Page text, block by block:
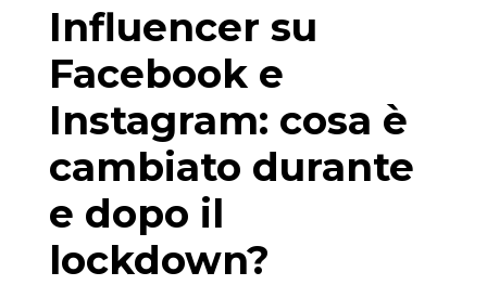
Influencer su
Facebook e
Instagram: cosa è
cambiato durante
e dopo il
lockdown?